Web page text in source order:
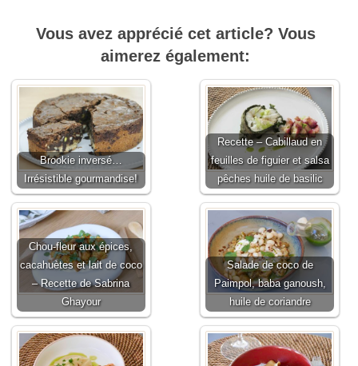
Vous avez apprécié cet article? Vous
aimerez également:
Brookie inversé…
Irrésistible gourmandise!
Recette – Cabillaud en
feuilles de figuier et salsa
pêches huile de basilic
Chou-fleur aux épices,
cacahuètes et lait de coco
– Recette de Sabrina
Ghayour
Salade de coco de
Paimpol, baba ganoush,
huile de coriandre